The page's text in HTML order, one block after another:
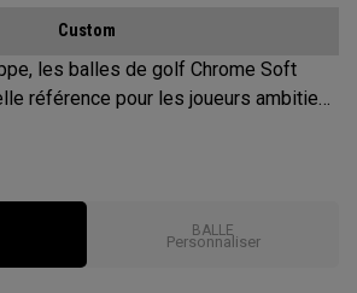
Custom
les balles de golf Chrome Soft
référence pour les joueurs ambitieux
de qualité Tour. Chaque détail a
avec des vitesses de balle
technologie Tour Aero
le vol de balle, un contrôle accru
BALLE
Personnaliser